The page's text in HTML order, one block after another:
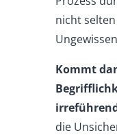
nicht
Kommt
die